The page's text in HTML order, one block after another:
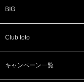
BIG
Club toto
キャンペーン一覧